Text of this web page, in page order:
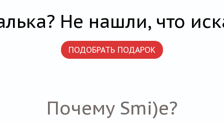
Не нашли, что
ПОДОБРАТЬ ПОДАРОК
Почему Smi)e?